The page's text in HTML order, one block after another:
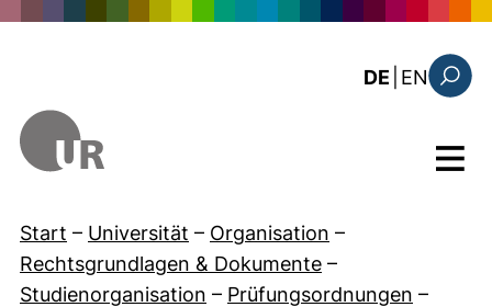
DE EN: the
Menü
Start – Universität – Organisation –
Rechtsgrundlagen & Dokumente –
Studienorganisation – Prüfungsordnungen –